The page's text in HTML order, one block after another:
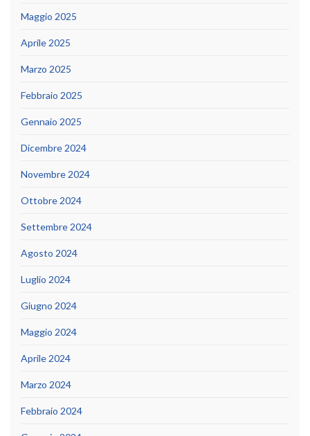
Maggio 2025
Aprile 2025
Marzo 2025
Febbraio 2025
Gennaio 2025
Dicembre 2024
Novembre 2024
Ottobre 2024
Settembre 2024
Agosto 2024
Luglio 2024
Giugno 2024
Maggio 2024
Aprile 2024
Marzo 2024
Febbraio 2024